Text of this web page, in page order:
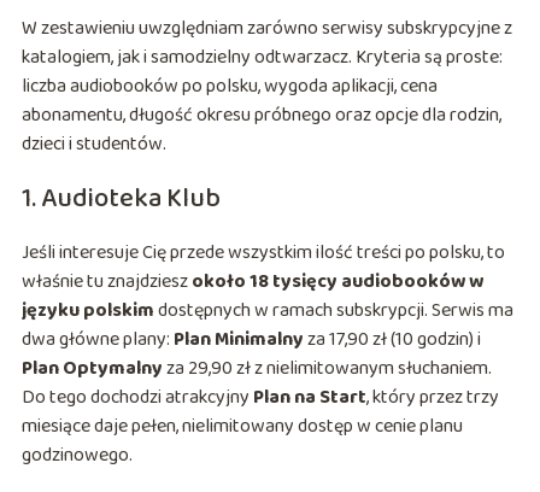
W zestawieniu uwzględniam zarówno serwisy subskrypcyjne z
katalogiem, jak i samodzielny odtwarzacz. Kryteria są proste:
liczba audiobooków po polsku, wygoda aplikacji, cena
abonamentu, długość okresu próbnego oraz opcje dla rodzin,
dzieci i studentów.
1. Audioteka Klub
Jeśli interesuje Cię przede wszystkim ilość treści po polsku, to
właśnie tu znajdzieszokoło 18 tysięcy audiobooków w
języku polskimdostępnych w ramach subskrypcji. Serwis ma
dwa główne plany: Plan Minimalnyza 17,90 zł (10 godzin) i
Plan Optymalnyza 29,90 zł z nielimitowanym słuchaniem.
Do tego dochodzi atrakcyjny Plan na Start, który przez trzy
miesiące daje pełen, nielimitowany dostęp w cenie planu
godzinowego.